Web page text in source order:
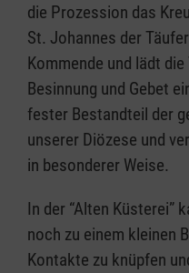
die Prozession das
St. Johannes der
Kommende und lädt
Besinnung und Gebet
fester Bestandteil der
unserer Diözese und
in besonderer Weise.
In der “Alten Küsterei”
noch zu einem kleinen
Kontakte zu knüpfen